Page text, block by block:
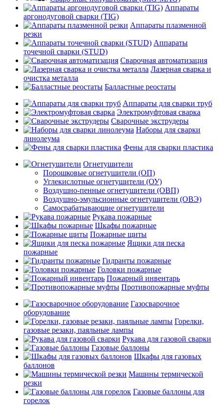
Аппараты
аргонодуговой сварки (TIG)
Аппараты плазменной
резки
Аппараты
точечной сварки (STUD)
Сварочная автоматизация
Лазерная сварка и
очистка металла
Балластные реостаты
Аппараты для сварки труб
Электромуфтовая сварка
Сварочные экструдеры
Наборы для сварки
линолеума
Фены для сварки пластика
Огнетушители
Порошковые огнетушители (ОП)
Углекислотные огнетушители (ОУ)
Воздушно-пенные огнетушители (ОВП)
Воздушно-эмульсионные огнетушители (ОВЭ)
Самосрабатывающие огнетушители
Рукава пожарные
Шкафы пожарные
Пожарные щиты
Ящики для песка
пожарные
Гидранты пожарные
Головки пожарные
Пожарный инвентарь
Противопожарные муфты
Газосварочное
оборудование
Горелки,
газовые резаки, паяльные лампы
Рукава для газовой сварки
Газовые баллоны
Шкафы для газовых
баллонов
Машины термической
резки
Газовые баллоны для
горелок